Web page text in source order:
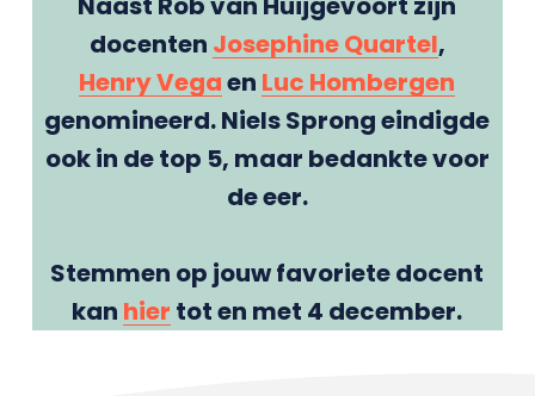
docenten Josephine Quartel,
Henry Vegaen Luc Hombergen
genomineerd. Niels Sprong eindigde
ook in de top 5, maar bedankte voor
de eer.
Stemmen op jouw favoriete docent
kan hier tot en met 4 december.